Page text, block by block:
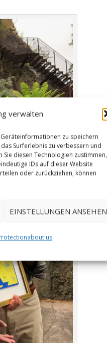
verwalten
zu speichern
Surferlebnis zu verbessern und
diesen Technologien zustimmen,
IDs auf dieser Website
oder zurückziehen, können
EINSTELLUNGEN ANSEHEN
about us